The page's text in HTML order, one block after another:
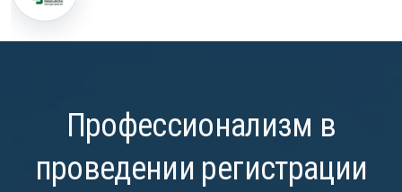
Профессионализм в
проведении регистрации